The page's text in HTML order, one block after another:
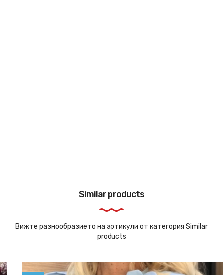
Similar products
Вижте разнообразието на артикули от категория Similar
products